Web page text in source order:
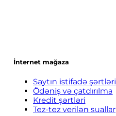
İnternet mağaza
Saytın istifadə şərtləri
Ödəniş və çatdırılma
Kredit şərtləri
Tez-tez verilən suallar